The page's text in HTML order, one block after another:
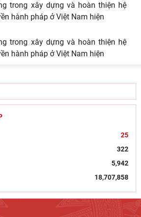
trong xây dựng và hoàn thiện hệ
hành pháp ở Việt Nam hiện
trong xây dựng và hoàn thiện hệ
hành pháp ở Việt Nam hiện
tổ tiên và văn hóa gia tộc: khảo
tộc
phát triển Việt Nam trong kỷ
- Nôm tiếp và làm việc với GS.TS
– Phó hiệu trưởng Trường
hành động kiên quyết và bảo vệ
kỷ nguyên số
25
322
5,942
18,707,858